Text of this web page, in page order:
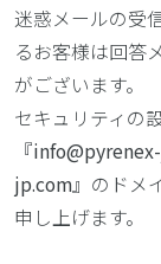
迷惑メールの受
るお客様は回答
がございます。
セキュリティの
『
jp.com』のドメ
申し上げます。